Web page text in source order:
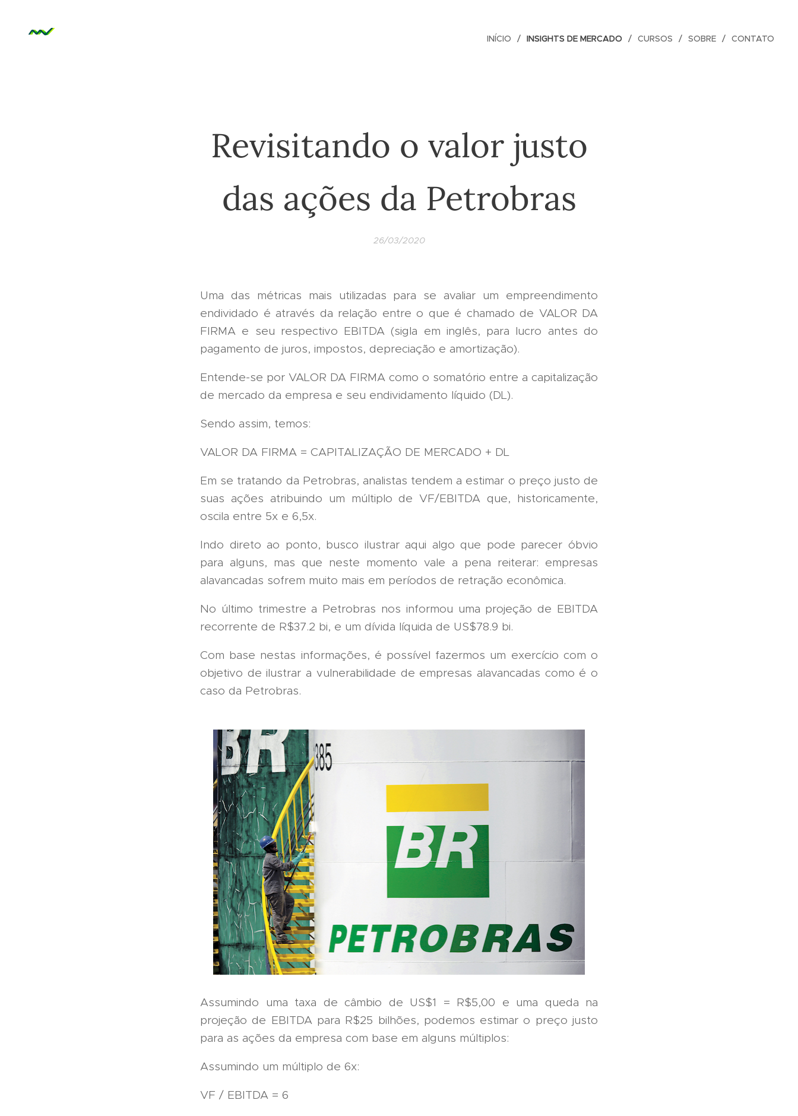
INÍCIO INSIGHTS DE MERCADO CURSOS SOBRE CONTATO
Revisitando o valor justo
das ações da Petrobras
26/03/2020
Uma das métricas mais utilizadas para se avaliar um empreendimento
endividado é através da relação entre o que é chamado de VALOR DA
FIRMA e seu respectivo EBITDA (sigla em inglês, para lucro antes do
pagamento de juros, impostos, depreciação e amortização).
Entende-se por VALOR DA FIRMA como o somatório entre a capitalização
de mercado da empresa e seu endividamento líquido (DL).
Sendo assim, temos:
VALOR DA FIRMA = CAPITALIZAÇÃO DE MERCADO + DL
Em se tratando da Petrobras, analistas tendem a estimar o preço justo de
suas ações atribuindo um múltiplo de VF/EBITDA que, historicamente,
oscila entre 5x e 6,5x.
Indo direto ao ponto, busco ilustrar aqui algo que pode parecer óbvio
para alguns, mas que neste momento vale a pena reiterar: empresas
alavancadas sofrem muito mais em períodos de retração econômica.
No último trimestre a Petrobras nos informou uma projeção de EBITDA
recorrente de R$37.2 bi, e um dívida líquida de US$78.9 bi.
Com base nestas informações, é possível fazermos um exercício com o
objetivo de ilustrar a vulnerabilidade de empresas alavancadas como é o
caso da Petrobras.
Assumindo uma taxa de câmbio de US$1 = R$5,00 e uma queda na
projeção de EBITDA para R$25 bilhões, podemos estimar o preço justo
para as ações da empresa com base em alguns múltiplos:
Assumindo um múltiplo de 6x:
VF / EBITDA = 6